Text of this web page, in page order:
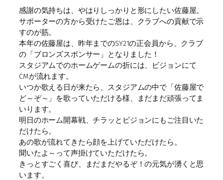
感謝の気持ちは、やはりしっかりと形にしたい佐藤屋。
サポーターの方から受けたご恩は、クラブへの貢献で示
すのが筋。
本年の佐藤屋は、昨年までのSY21の正会員から、クラブ
の「ブロンズスポンサー」となりました！
スタジアムでのホームゲームの折には、ビジョンにて
CMが流れます。
いつか歌える日が来たら、スタジアムの中で「佐藤屋で
ど～ぞ～」を歌っていただける様、まだまだ頑張ってま
いります。
明日のホーム開幕戦、チラッとビジョンにもご注目いた
だけたら。
あの歌が流れてきたら顔を上げていただけたら。
聞いたよ～って声掛けていただけたら。
きっとすごく喜び、まだまだやるぞ！の元気が湧くと思
います。